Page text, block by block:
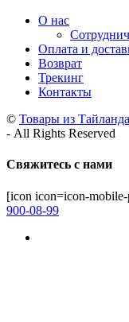
О нас
Оплата и
Возврат
Трекинг
Контакты
© Товары из
- All Rights Reserved
Свяжитесь с нами
[icon icon=icon-
900-08-99